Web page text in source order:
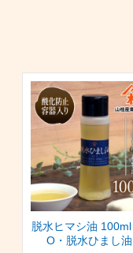
脱水ヒマシ油
O・脱水ひまし油